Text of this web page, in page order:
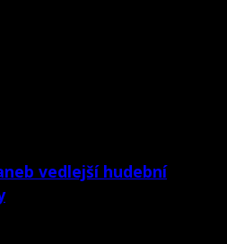
vedlejší hudební